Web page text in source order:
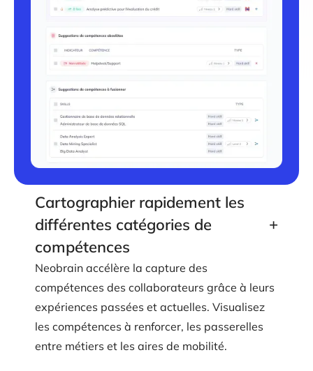
Cartographier rapidement les
différentes catégories de
compétences
+
Neobrain accélère la capture des
compétences des collaborateurs grâce à leurs
expériences passées et actuelles. Visualisez
les compétences à renforcer, les passerelles
entre métiers et les aires de mobilité.